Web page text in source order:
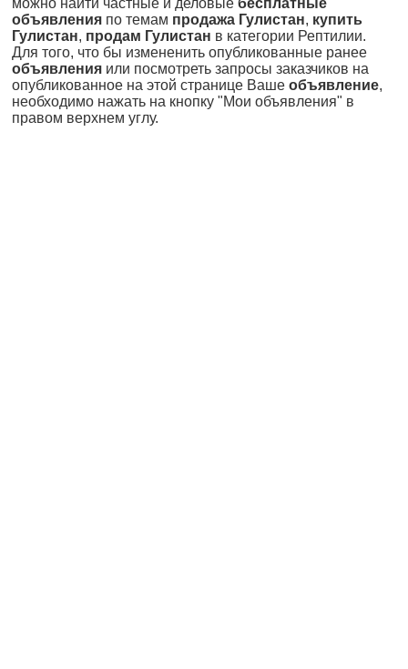
можно найти частные и деловые бесплатные
объявления по темам продажа Гулистан, купить
Гулистан, продам Гулистан в категории Рептилии.
Для того, что бы измененить опубликованные ранее
объявления или посмотреть запросы заказчиков на
опубликованное на этой странице Ваше объявление,
необходимо нажать на кнопку "Мои объявления" в
правом верхнем углу.